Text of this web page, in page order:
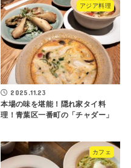
アジア料理
2025.11.23
本場の味を堪能！隠れ家タイ料
理！青葉区一番町の「チャダー」
カフェ